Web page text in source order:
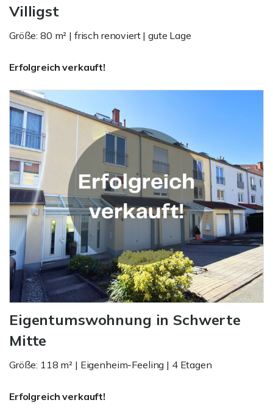
Villigst
Größe: 80 m² | frisch renoviert | gute Lage
Erfolgreich verkauft!
Eigentumswohnung in Schwerte
Mitte
Größe: 118 m² | Eigenheim-Feeling | 4 Etagen
Erfolgreich verkauft!